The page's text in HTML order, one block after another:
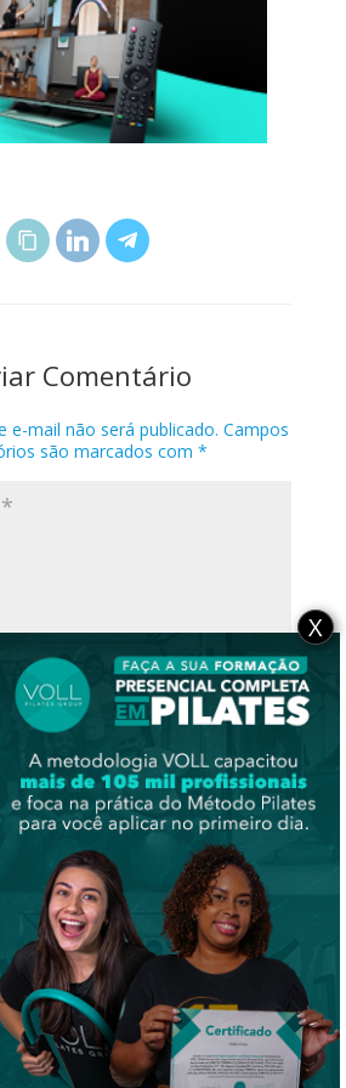
Comentário
e-mail não será publicado. Campos
são marcados com*
neste navegador para a próxima
X